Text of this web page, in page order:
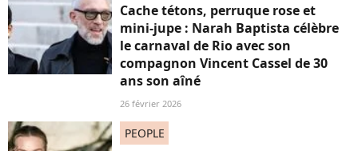
Cache tétons, perruque rose et
mini-jupe : Narah Baptista célèbre
le carnaval de Rio avec son
compagnon Vincent Cassel de 30
ans son aîné
26 février 2026
PEOPLE